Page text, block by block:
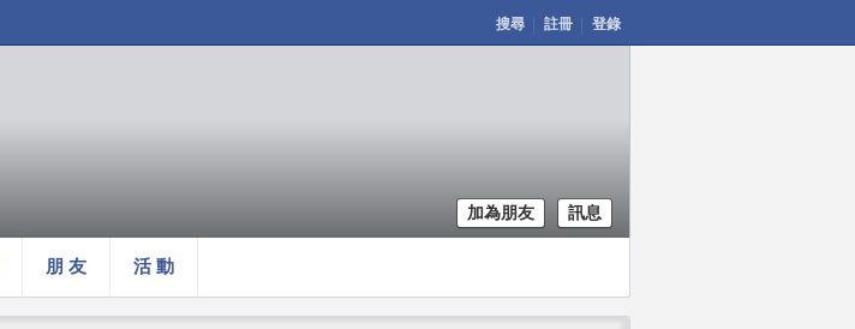
搜尋 註冊 登錄
朋 友 活 動
訊息
加為朋友